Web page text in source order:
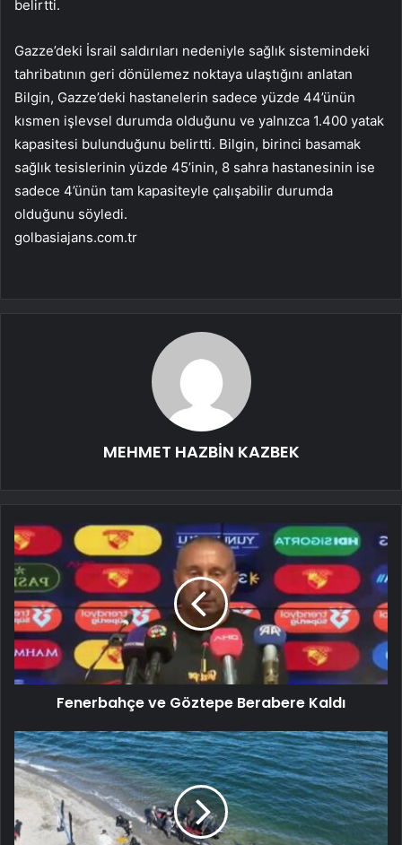
belirtti.
Gazze’deki İsrail saldırıları nedeniyle sağlık sistemindeki
tahribatının geri dönülemez noktaya ulaştığını anlatan
Bilgin, Gazze’deki hastanelerin sadece yüzde 44’ünün
kısmen işlevsel durumda olduğunu ve yalnızca 1.400 yatak
kapasitesi bulunduğunu belirtti. Bilgin, birinci basamak
sağlık tesislerinin yüzde 45’inin, 8 sahra hastanesinin ise
sadece 4’ünün tam kapasiteyle çalışabilir durumda
olduğunu söyledi.
golbasiajans.com.tr
MEHMET HAZBİN KAZBEK
Fenerbahçe ve Göztepe Berabere Kaldı